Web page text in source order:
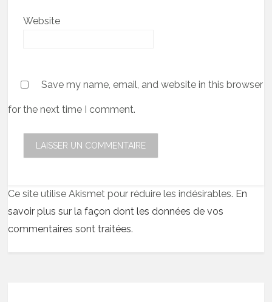
Website
Save my name, email, and website in this browser
for the next time I comment.
Ce site utilise Akismet pour réduire les indésirables. En
savoir plus sur la façon dont les données de vos
commentaires sont traitées.